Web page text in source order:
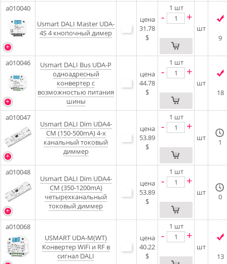
a010040
Usmart DALI Master UDA-
4S 4 кнопочный димер
цена
31.78
$
1 шт
- +
шт
9
a010046
Usmart DALI Bus UDA-P
одноадресный
конвертер с
возможностью питания
шины
цена
44.78
$
1 шт
- +
шт
18
a010047
Usmart DALI Dim UDA4-
CM (150-500mA) 4-х
канальный токовый
диммер
цена
53.89
$
1 шт
- +
шт 1
a010048
Usmart DALI Dim UDA4-
CM (350-1200mA)
четырехканальный
токовый диммер
цена
53.89
$
1 шт
- +
шт 0
a010068
USMART UDA-M(WT)
Конвертер WiFi и RF в
сигнал DALI
цена
40.22
$
1 шт
- +
шт
13